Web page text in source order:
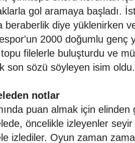
gol aramaya başladı.
beraberlik diye yüklenirken
2000 doğumlu genç
filelerle buluşturdu ve
son sözü söyleyen isim oldu.
notlar
puan almak için elinden
öncelikle izleyenler
izlediler. Oyun zaman